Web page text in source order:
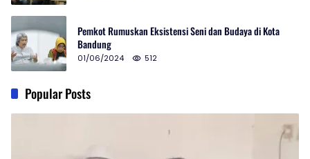
Pemkot Rumuskan Eksistensi Seni dan Budaya di Kota
Bandung
01/06/2024 512
Popular Posts